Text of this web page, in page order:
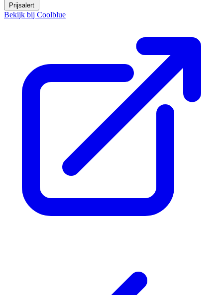
Prijsalert
Bekijk bij Coolblue